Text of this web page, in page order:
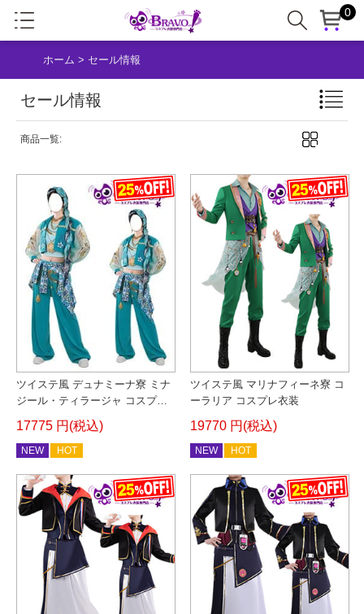
0
ホーム > セール情報
セール情報
商品一覧:
ツイステ風 デュナミーナ寮 ミナ
ジール・ティラージャ コスプレ
17775 円(税込)
NEW HOT
ツイステ風 マリナフィーネ寮 コ
ーラリア コスプレ衣装
19770 円(税込)
NEW HOT